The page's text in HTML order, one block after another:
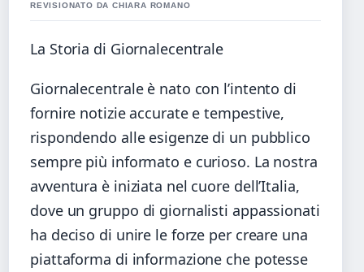
REVISIONATO DA CHIARA ROMANO
La Storia di Giornalecentrale
Giornalecentrale è nato con l’intento di
fornire notizie accurate e tempestive,
rispondendo alle esigenze di un pubblico
sempre più informato e curioso. La nostra
avventura è iniziata nel cuore dell’Italia,
dove un gruppo di giornalisti appassionati
ha deciso di unire le forze per creare una
piattaforma di informazione che potesse